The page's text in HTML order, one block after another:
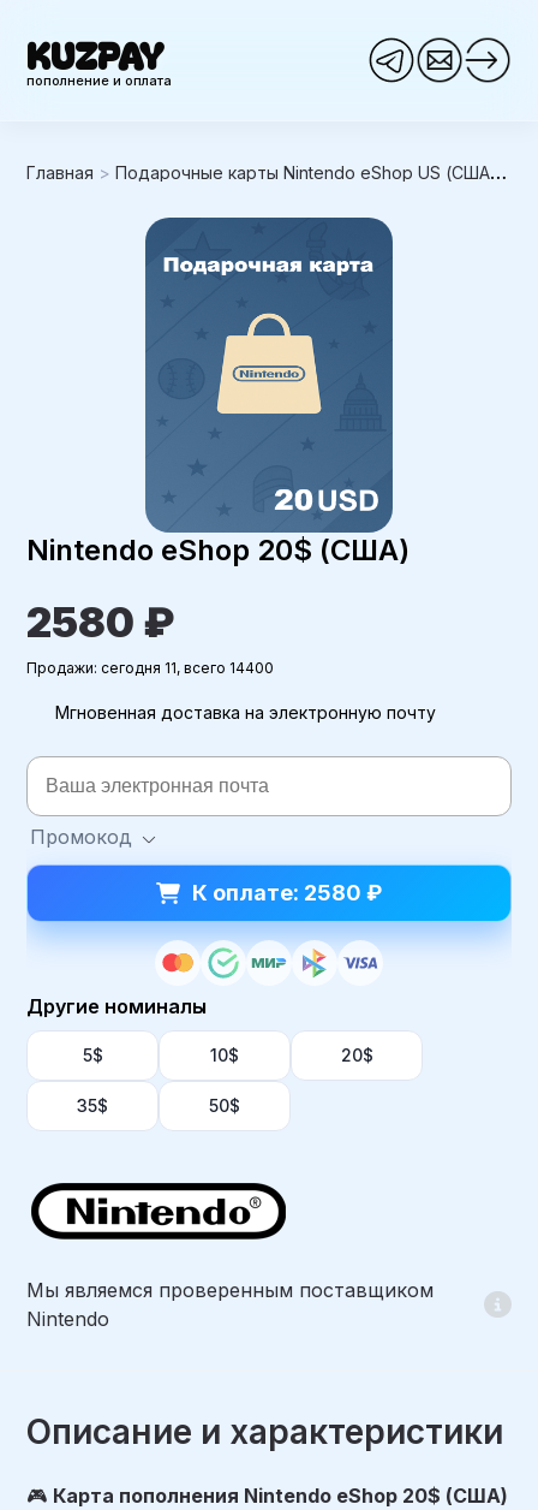
KUZPAY
пополнение и оплата
Главная >Подарочные карты Nintendo eShop US (США) >
Nintendo eShop 20$ (США)
2580 ₽
Продажи: сегодня 11, всего 14400
Мгновенная доставка на электронную почту
Промокод
К оплате: 2580 ₽
Другие номиналы
5$ 10$ 20$
35$ 50$
Мы являемся проверенным поставщиком
Nintendo
Описание и характеристики
🎮 Карта пополнения Nintendo eShop 20$ (США)